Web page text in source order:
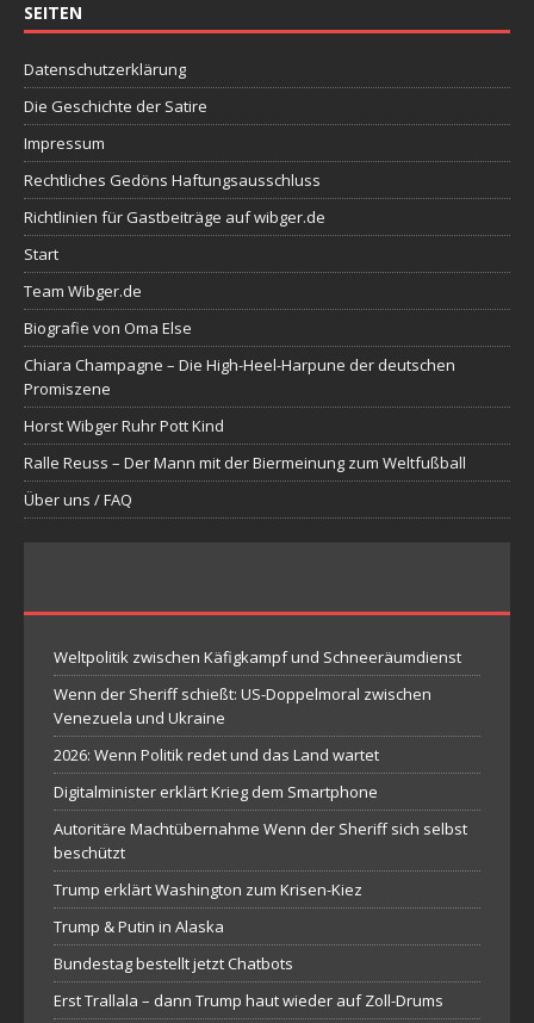
SEITEN
Datenschutzerklärung
Die Geschichte der Satire
Impressum
Rechtliches Gedöns Haftungsausschluss
Richtlinien für Gastbeiträge auf wibger.de
Start
Team Wibger.de
Biografie von Oma Else
Chiara Champagne – Die High-Heel-Harpune der deutschen
Promiszene
Horst Wibger Ruhr Pott Kind
Ralle Reuss – Der Mann mit der Biermeinung zum Weltfußball
Über uns / FAQ
Weltpolitik zwischen Käfigkampf und Schneeräumdienst
Wenn der Sheriff schießt: US-Doppelmoral zwischen
Venezuela und Ukraine
2026: Wenn Politik redet und das Land wartet
Digitalminister erklärt Krieg dem Smartphone
Autoritäre Machtübernahme Wenn der Sheriff sich selbst
beschützt
Trump erklärt Washington zum Krisen-Kiez
Trump & Putin in Alaska
Bundestag bestellt jetzt Chatbots
Erst Trallala – dann Trump haut wieder auf Zoll-Drums